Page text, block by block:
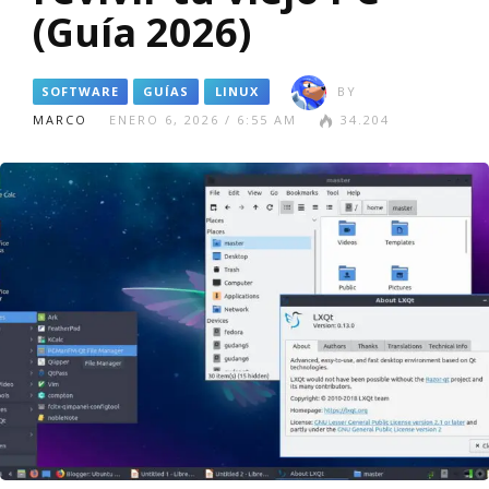
(Guía 2026)
SOFTWARE GUÍAS LINUX
BY
MARCO
ENERO 6, 2026 / 6:55 AM 34.204